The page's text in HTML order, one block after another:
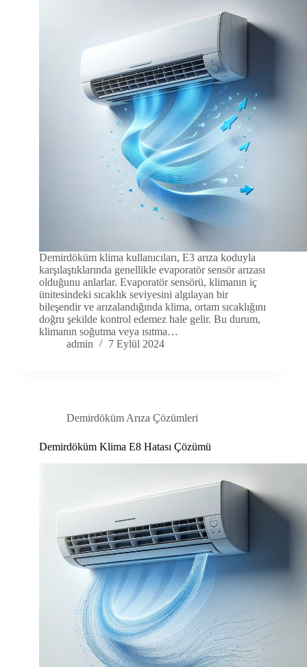
Demirdöküm klima kullanıcıları, E3 arıza koduyla
karşılaştıklarında genellikle evaporatör sensör arızası
olduğunu anlarlar. Evaporatör sensörü, klimanın iç
ünitesindeki sıcaklık seviyesini algılayan bir
bileşendir ve arızalandığında klima, ortam sıcaklığını
doğru şekilde kontrol edemez hale gelir. Bu durum,
klimanın soğutma veya ısıtma…
admin
7 Eylül 2024
Demirdöküm Arıza Çözümleri
Demirdöküm Klima E8 Hatası Çözümü